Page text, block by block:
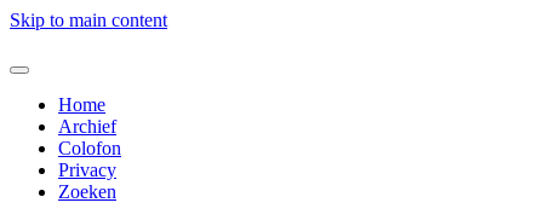
Skip to main content
Home
Archief
Colofon
Privacy
Zoeken